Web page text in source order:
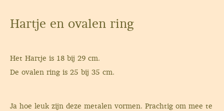
Hartje en ovalen ring
Het Hartje is 18 bij 29 cm.
De ovalen ring is 25 bij 35 cm.
Ja hoe leuk zijn deze metalen vormen. Prachtig om mee te